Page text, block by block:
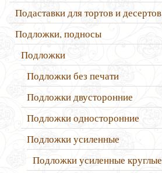
Подаставки для тортов и десертов
Подложки, подносы
Подложки
Подложки без печати
Подложки двусторонние
Подложки односторонние
Подложки усиленные
Подложки усиленные круглые